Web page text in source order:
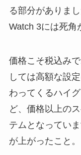
る部分がありま
Watch 3には死角
価格こそ税込み
しては高額な設
わってくるハイ
ど、価格以上の
テムとなってい
が上がったこと。